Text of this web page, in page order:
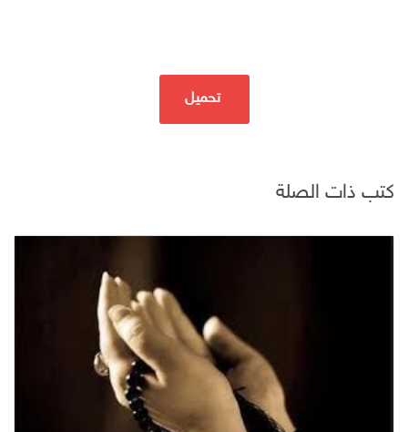
تحميل
كتب ذات الصلة